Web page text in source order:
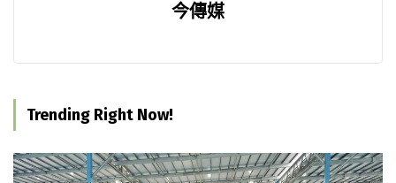
今傳媒
Trending Right Now!